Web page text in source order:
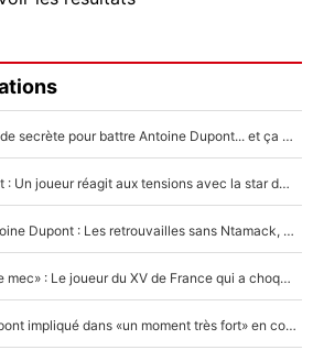
Un joueur dévoile la méthode secrète pour battre Antoine Dupont... et ça marche !
Clash avec Antoine Dupont : Un joueur réagit aux tensions avec la star du XV de France !
Matthieu Jalibert avec Antoine Dupont : Les retrouvailles sans Ntamack, «il y a eu des discussions»
«Il est complètement fou ce mec» : Le joueur du XV de France qui a choqué Matthieu Jalibert !
XV de France : Antoine Dupont impliqué dans «un moment très fort» en coulisses